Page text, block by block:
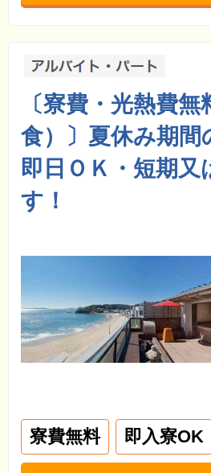
〔寮費・光熱費
食）〕夏休み期間
即日ＯＫ・短期又
す！
寮費無料 即入寮OK